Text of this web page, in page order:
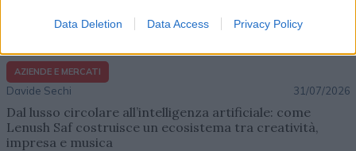
Data Deletion Data Access Privacy Policy
AZIENDE E MERCATI
Davide Sechi 31/07/2026
Dal lusso circolare all’intelligenza artificiale: come
Lenush Saf costruisce un ecosistema tra creatività,
impresa e musica